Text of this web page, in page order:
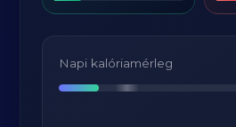
Napi kalóriamérleg